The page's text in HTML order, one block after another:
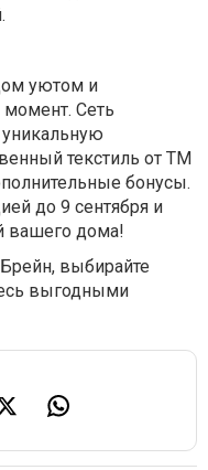
уютом и
Сеть
текстиль от ТМ
бонусы.
до 9 сентября и
вашего дома!
выбирайте
выгодными